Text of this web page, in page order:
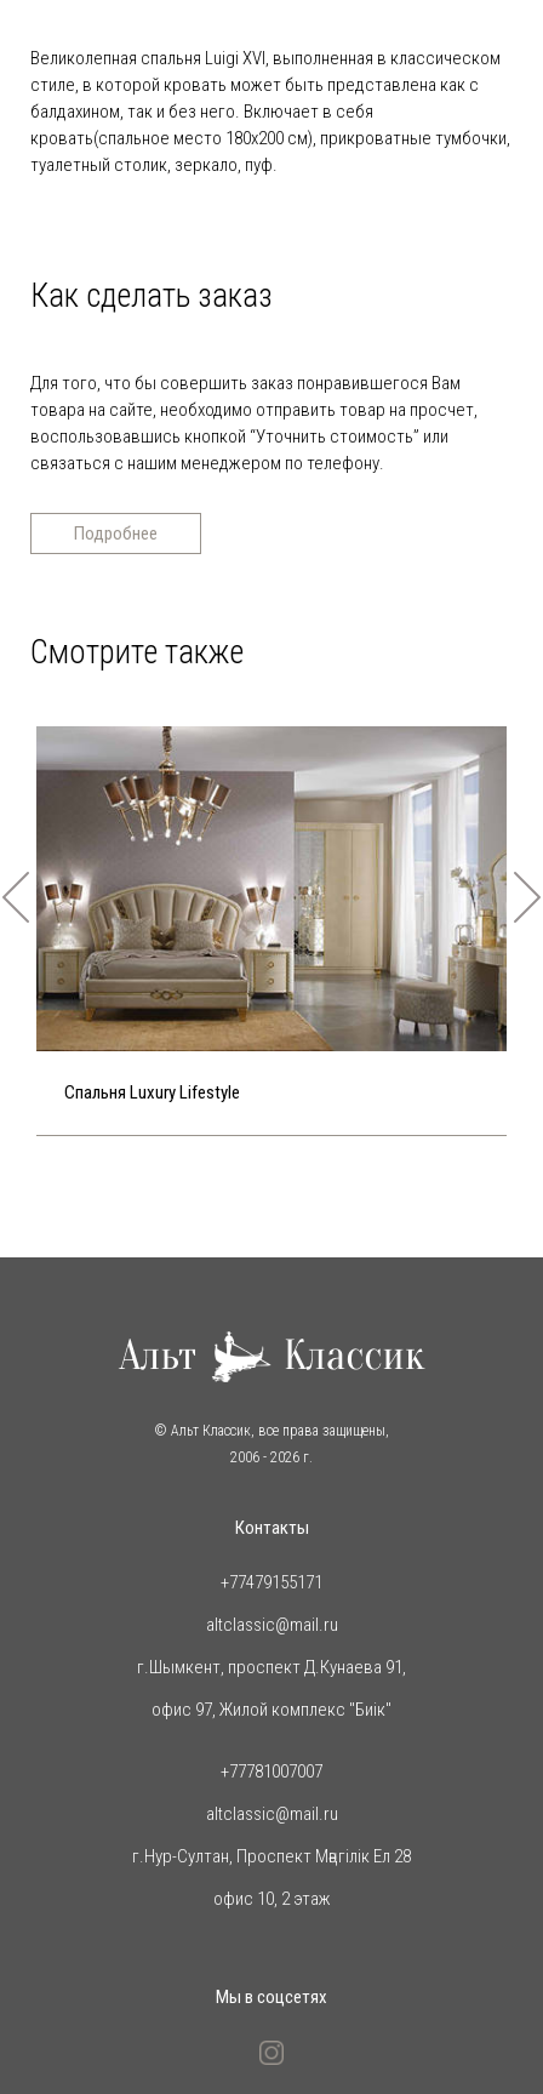
Великолепная спальня Luigi XVI, выполненная в классическом
стиле, в которой кровать может быть представлена как с
балдахином, так и без него. Включает в себя
кровать(спальное место 180х200 см), прикроватные тумбочки,
туалетный столик, зеркало, пуф.
Как сделать заказ
Для того, что бы совершить заказ понравившегося Вам
товара на сайте, необходимо отправить товар на просчет,
воспользовавшись кнопкой “Уточнить стоимость” или
связаться с нашим менеджером по телефону.
Подробнее
Смотрите также
Спальня Luxury Lifestyle
© Альт Классик, все права защищены,
2006 - 2026 г.
Контакты
+77479155171
altclassic@mail.ru
г.Шымкент, проспект Д.Кунаева 91,
офис 97, Жилой комплекс "Биiк"
+77781007007
altclassic@mail.ru
г.Нур-Султан, Проспект Мәңгілік Ел 28
офис 10, 2 этаж
Мы в соцсетях